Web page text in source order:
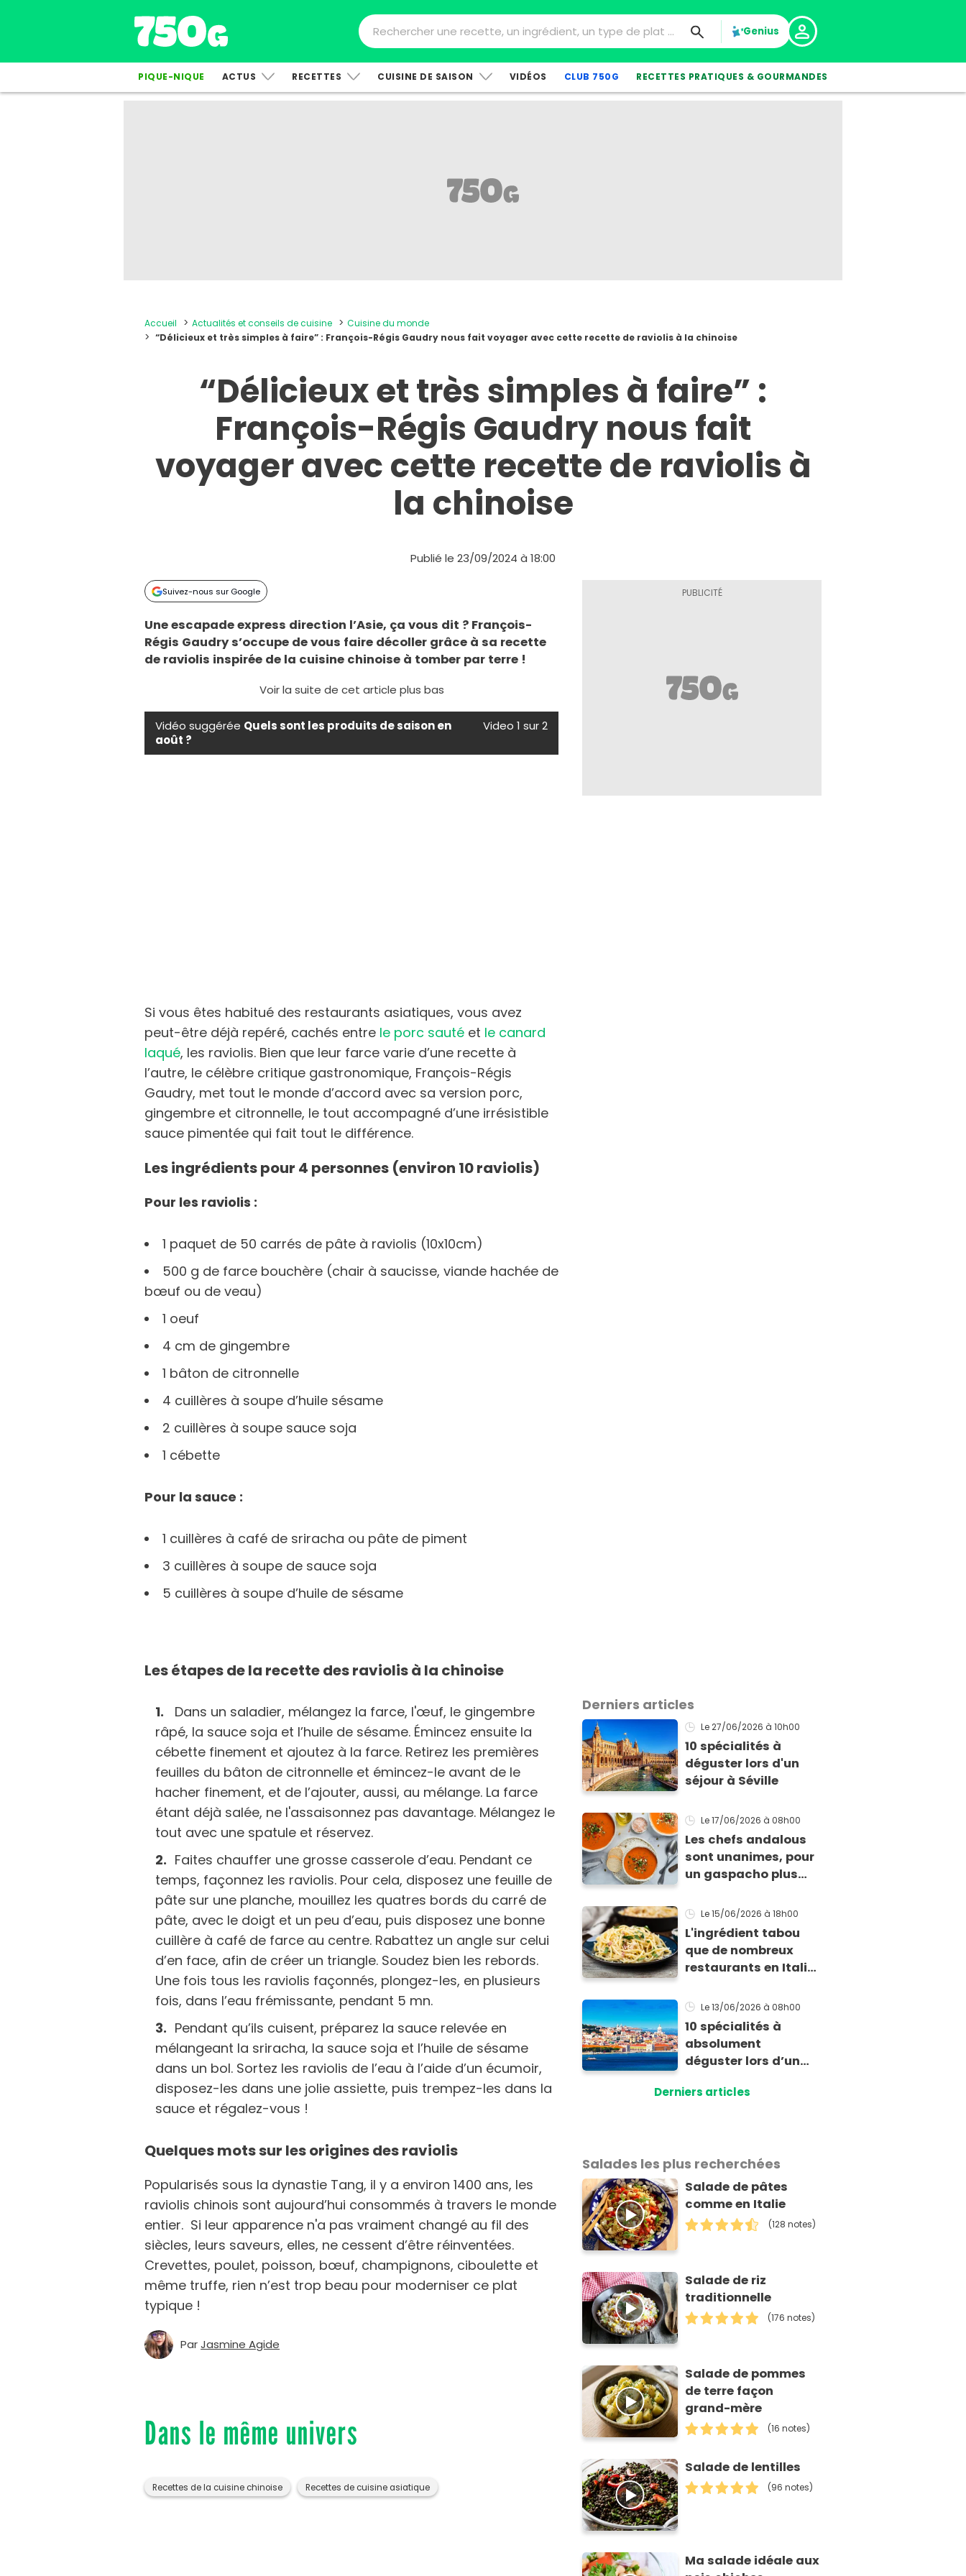
Genius
PIQUE-NIQUE ACTUS RECETTES CUISINE DE SAISON VIDÉOS CLUB 750G RECETTES PRATIQUES & GOURMANDES
Accueil Actualités et conseils de cuisine
Cuisine du monde
“Délicieux et très simples à faire” : François-Régis Gaudry nous fait voyager avec cette recette de raviolis à la chinoise
“Délicieux et très simples à faire” :
François-Régis Gaudry nous fait
voyager avec cette recette de raviolis à
la chinoise
Publié le 23/09/2024 à 18:00
Suivez-nous sur Google
Une escapade express direction l’Asie, ça vous dit ? François-
Régis Gaudry s’occupe de vous faire décoller grâce à sa recette
de raviolis inspirée de la cuisine chinoise à tomber par terre !
Voir la suite de cet article plus bas
Vidéo suggérée Quels sont les produits de saison en
août ?
Video 1 sur 2
Si vous êtes habitué des restaurants asiatiques, vous avez
peut-être déjà repéré, cachés entre le porc sauté et le canard
laqué, les raviolis. Bien que leur farce varie d’une recette à
l’autre, le célèbre critique gastronomique, François-Régis
Gaudry, met tout le monde d’accord avec sa version porc,
gingembre et citronnelle, le tout accompagné d’une irrésistible
sauce pimentée qui fait tout le différence.
Les ingrédients pour 4 personnes (environ 10 raviolis)
Pour les raviolis :
1 paquet de 50 carrés de pâte à raviolis (10x10cm)
500 g de farce bouchère (chair à saucisse, viande hachée de
bœuf ou de veau)
1 oeuf
4 cm de gingembre
1 bâton de citronnelle
4 cuillères à soupe d’huile sésame
2 cuillères à soupe sauce soja
1 cébette
Pour la sauce :
1 cuillères à café de sriracha ou pâte de piment
3 cuillères à soupe de sauce soja
5 cuillères à soupe d’huile de sésame
Les étapes de la recette des raviolis à la chinoise
Dans un saladier, mélangez la farce, l'œuf, le gingembre
râpé, la sauce soja et l’huile de sésame. Émincez ensuite la
cébette finement et ajoutez à la farce. Retirez les premières
feuilles du bâton de citronnelle et émincez-le avant de le
hacher finement, et de l’ajouter, aussi, au mélange. La farce
étant déjà salée, ne l'assaisonnez pas davantage. Mélangez le
tout avec une spatule et réservez.
Faites chauffer une grosse casserole d’eau. Pendant ce
temps, façonnez les raviolis. Pour cela, disposez une feuille de
pâte sur une planche, mouillez les quatres bords du carré de
pâte, avec le doigt et un peu d’eau, puis disposez une bonne
cuillère à café de farce au centre. Rabattez un angle sur celui
d’en face, afin de créer un triangle. Soudez bien les rebords.
Une fois tous les raviolis façonnés, plongez-les, en plusieurs
fois, dans l’eau frémissante, pendant 5 mn.
Pendant qu’ils cuisent, préparez la sauce relevée en
mélangeant la sriracha, la sauce soja et l’huile de sésame
dans un bol. Sortez les raviolis de l’eau à l’aide d’un écumoir,
disposez-les dans une jolie assiette, puis trempez-les dans la
sauce et régalez-vous !
Quelques mots sur les origines des raviolis
Popularisés sous la dynastie Tang, il y a environ 1400 ans, les
raviolis chinois sont aujourd’hui consommés à travers le monde
entier. Si leur apparence n'a pas vraiment changé au fil des
siècles, leurs saveurs, elles, ne cessent d’être réinventées.
Crevettes, poulet, poisson, bœuf, champignons, ciboulette et
même truffe, rien n’est trop beau pour moderniser ce plat
typique !
ParJasmine Agide
Dans le même univers
Recettes de la cuisine chinoise Recettes de cuisine asiatique
Derniers articles
Le 27/06/2026 à 10h00
10 spécialités à
déguster lors d'un
séjour à Séville
Le 17/06/2026 à 08h00
Les chefs andalous
sont unanimes, pour
un gaspacho plus
faire cette étape
avant mixer les
tomates
Le 15/06/2026 à 18h00
L'ingrédient tabou
que de nombreux
restaurants en Italie
secrètement dans
leur carbonara
Le 13/06/2026 à 08h00
10 spécialités à
absolument
déguster lors d’un
Derniers articles
Salades les plus recherchées
Salade de pâtes
comme en Italie
(128 notes)
Salade de riz
traditionnelle
(176 notes)
Salade de pommes
de terre façon
grand-mère
(16 notes)
Salade de lentilles
(96 notes)
Ma salade idéale aux